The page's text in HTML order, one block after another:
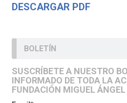
DESCARGAR PDF
BOLETÍN
SUSCRÍBETE A NUESTRO
INFORMADO DE TODA LA
FUNDACIÓN MIGUEL